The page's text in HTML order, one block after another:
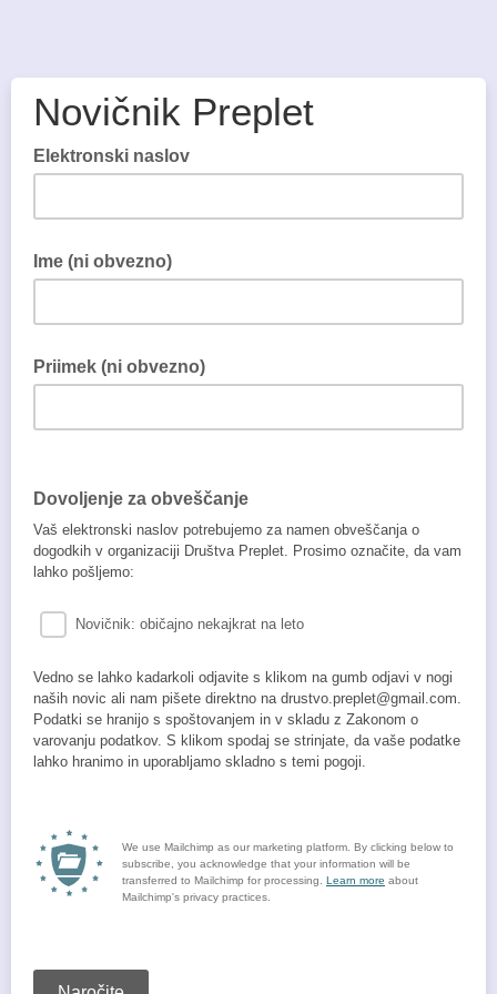
Novičnik Preplet
Elektronski naslov
Ime (ni obvezno)
Priimek (ni obvezno)
Dovoljenje za obveščanje
Vaš elektronski naslov potrebujemo za namen obveščanja o
dogodkih v organizaciji Društva Preplet. Prosimo označite, da vam
lahko pošljemo:
Novičnik: običajno nekajkrat na leto
Vedno se lahko kadarkoli odjavite s klikom na gumb odjavi v nogi
naših novic ali nam pišete direktno na drustvo.preplet@gmail.com.
Podatki se hranijo s spoštovanjem in v skladu z Zakonom o
varovanju podatkov. S klikom spodaj se strinjate, da vaše podatke
lahko hranimo in uporabljamo skladno s temi pogoji.
We use Mailchimp as our marketing platform. By clicking below to
subscribe, you acknowledge that your information will be
transferred to Mailchimp for processing. Learn more about
Mailchimp's privacy practices.